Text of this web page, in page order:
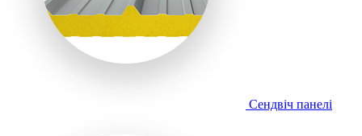
Сендвіч панелі